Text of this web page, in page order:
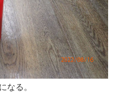
なる。